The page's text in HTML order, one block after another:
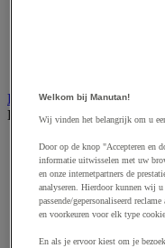
Elektrische toebehoren en
Bekijk de hele
Accessoires voor
Batterij, oplader en
Elektrische kabel
Elektrische uitrusting
Verlengsnoer,
Welkom bij Manutan!
Wij vinden het belangrijk om u
Door op de knop "Accepteren en
informatie uitwisselen met uw
en onze internetpartners de
analyseren. Hierdoor kunnen wij u
passende/gepersonaliseerd
en voorkeuren voor elk type
En als je ervoor kiest om je